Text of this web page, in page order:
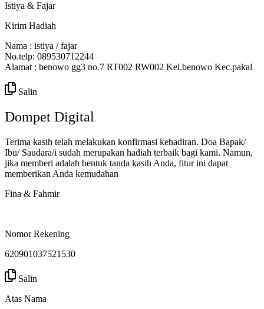
Istiya & Fajar
Kirim Hadiah
Nama : istiya / fajar
No.telp: 089530712244
Alamat : benowo gg3 no.7 RT002 RW002 Kel.benowo Kec.pakal
Salin
Dompet Digital
Terima kasih telah melakukan konfirmasi kehadiran. Doa Bapak/
Ibu/ Saudara/i sudah merupakan hadiah terbaik bagi kami. Namun,
jika memberi adalah bentuk tanda kasih Anda, fitur ini dapat
memberikan Anda kemudahan
Fina & Fahmir
Nomor Rekening
620901037521530
Salin
Atas Nama